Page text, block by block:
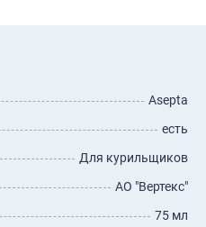
Asepta
есть
Для курильщиков
АО "Вертекс"
75 мл